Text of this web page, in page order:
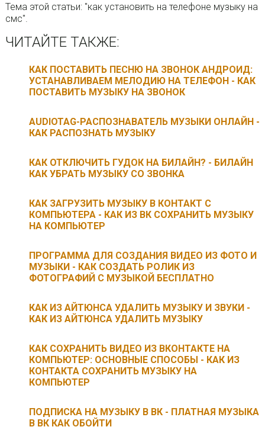
Тема этой статьи: "как установить на телефоне музыку на
смс".
ЧИТАЙТЕ ТАКЖЕ:
КАК ПОСТАВИТЬ ПЕСНЮ НА ЗВОНОК АНДРОИД:
УСТАНАВЛИВАЕМ МЕЛОДИЮ НА ТЕЛЕФОН - КАК
ПОСТАВИТЬ МУЗЫКУ НА ЗВОНОК
AUDIOTAG-РАСПОЗНАВАТЕЛЬ МУЗЫКИ ОНЛАЙН -
КАК РАСПОЗНАТЬ МУЗЫКУ
КАК ОТКЛЮЧИТЬ ГУДОК НА БИЛАЙН? - БИЛАЙН
КАК УБРАТЬ МУЗЫКУ СО ЗВОНКА
КАК ЗАГРУЗИТЬ МУЗЫКУ В КОНТАКТ С
КОМПЬЮТЕРА - КАК ИЗ ВК СОХРАНИТЬ МУЗЫКУ
НА КОМПЬЮТЕР
ПРОГРАММА ДЛЯ СОЗДАНИЯ ВИДЕО ИЗ ФОТО И
МУЗЫКИ - КАК СОЗДАТЬ РОЛИК ИЗ
ФОТОГРАФИЙ С МУЗЫКОЙ БЕСПЛАТНО
КАК ИЗ АЙТЮНСА УДАЛИТЬ МУЗЫКУ И ЗВУКИ -
КАК ИЗ АЙТЮНСА УДАЛИТЬ МУЗЫКУ
КАК СОХРАНИТЬ ВИДЕО ИЗ ВКОНТАКТЕ НА
КОМПЬЮТЕР: ОСНОВНЫЕ СПОСОБЫ - КАК ИЗ
КОНТАКТА СОХРАНИТЬ МУЗЫКУ НА
КОМПЬЮТЕР
ПОДПИСКА НА МУЗЫКУ В ВК - ПЛАТНАЯ МУЗЫКА
В ВК КАК ОБОЙТИ